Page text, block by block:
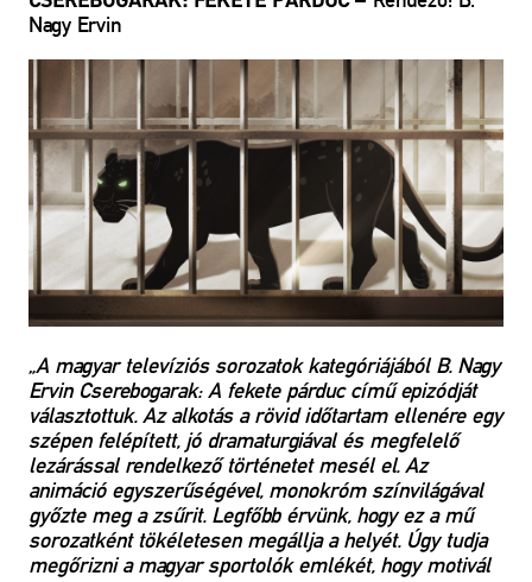
Nagy Ervin
„A magyar televíziós sorozatok kategóriájából B. Nagy
Ervin Cserebogarak: A fekete párduc című epizódját
választottuk. Az alkotás a rövid időtartam ellenére egy
szépen felépített, jó dramaturgiával és megfelelő
lezárással rendelkező történetet mesél el. Az
animáció egyszerűségével, monokróm színvilágával
győzte meg a zsűrit. Legfőbb érvünk, hogy ez a mű
sorozatként tökéletesen megállja a helyét. Úgy tudja
megőrizni a magyar sportolók emlékét, hogy motivál